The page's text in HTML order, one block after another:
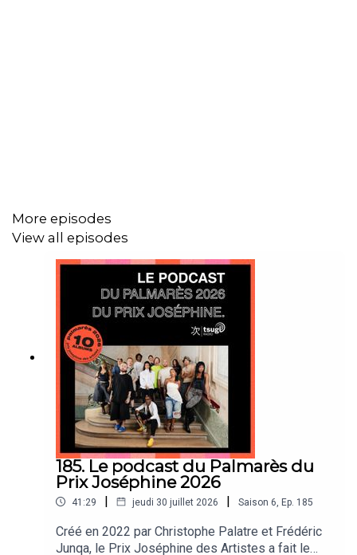
More episodes
View all episodes
185. Le podcast du Palmarès du
Prix Joséphine 2026
41:29 | jeudi 30 juillet 2026 | Saison 6, Ep. 185
Créé en 2022 par Christophe Palatre et Frédéric
Junqa, le Prix Joséphine des Artistes a fait le